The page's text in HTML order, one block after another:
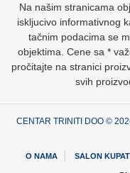
Na našim stranicama
iskljucivo informativnog
tačnim podacima se
objektima. Cene sa *
pročitajte na stranici
svih
CENTAR TRINITI DOO ©
O NAMA SALON